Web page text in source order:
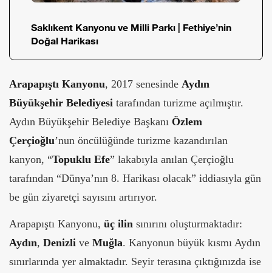
Saklıkent Kanyonu ve Milli Parkı | Fethiye’nin
Doğal Harikası
Arapapıştı Kanyonu, 2017 senesinde Aydın
Büyükşehir Belediyesi tarafından turizme açılmıştır.
Aydın Büyükşehir Belediye Başkanı Özlem
Çerçioğlu’nun öncülüğünde turizme kazandırılan
kanyon, “Topuklu Efe” lakabıyla anılan Çerçioğlu
tarafından “Dünya’nın 8. Harikası olacak” iddiasıyla gün
be gün ziyaretçi sayısını artırıyor.
Arapapıştı Kanyonu, üç ilin sınırını oluşturmaktadır:
Aydın, Denizli ve Muğla. Kanyonun büyük kısmı Aydın
sınırlarında yer almaktadır. Seyir terasına çıktığınızda ise